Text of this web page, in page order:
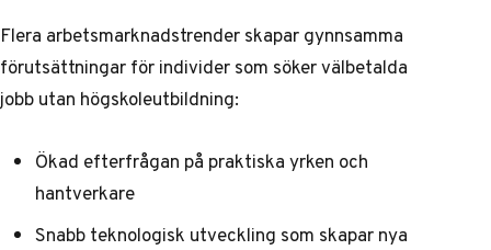
Flera arbetsmarknadstrender skapar gynnsamma
förutsättningar för individer som söker välbetalda
jobb utan högskoleutbildning:
Ökad efterfrågan på praktiska yrken och
hantverkare
Snabb teknologisk utveckling som skapar nya